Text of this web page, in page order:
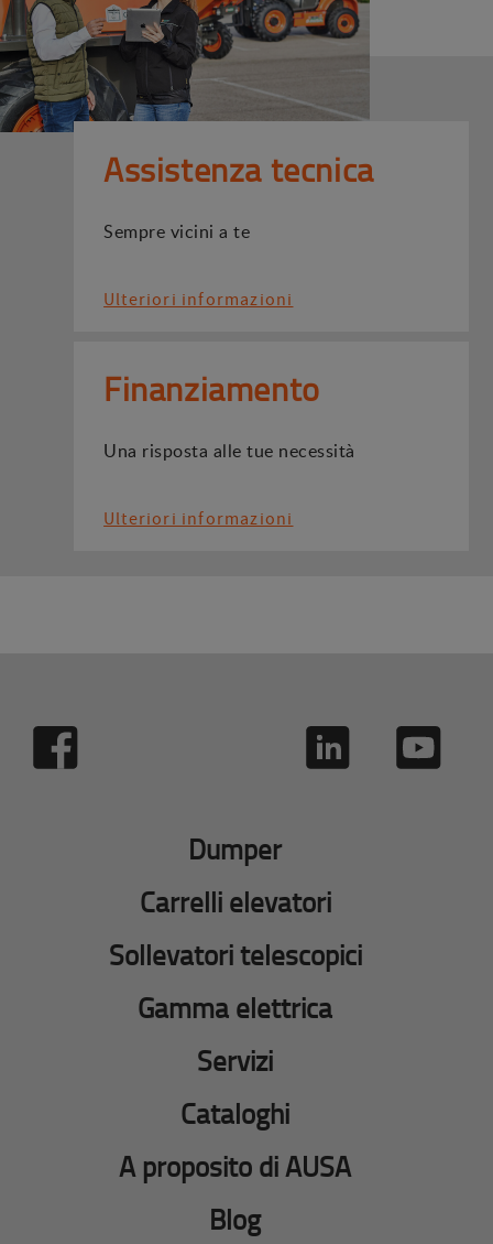
Assistenza tecnica
Sempre vicini a te
Ulteriori informazioni
Finanziamento
Una risposta alle tue necessità
Ulteriori informazioni
Dumper
Carrelli elevatori
Sollevatori telescopici
Gamma elettrica
Servizi
Cataloghi
A proposito di AUSA
Blog